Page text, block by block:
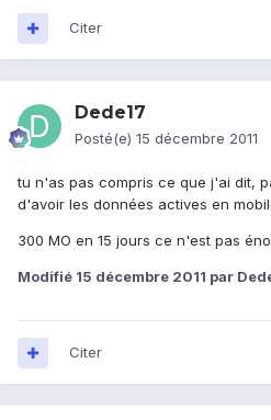
Citer
Dede17
Posté(e) 15 décembre 2011
tu n'as pas compris ce que j'ai dit,
d'avoir les données actives en
300 MO en 15 jours ce n'est pas
Modifié 15 décembre 2011 par
Citer